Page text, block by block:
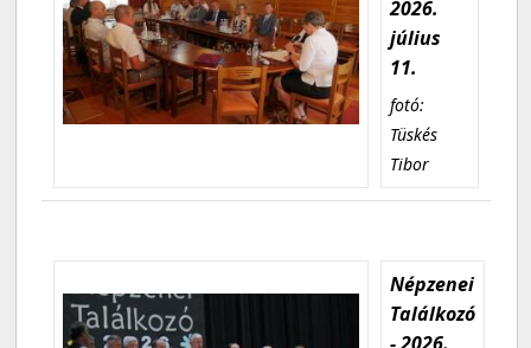
2026.
július
11.
fotó:
Tüskés
Tibor
Népzenei
Találkozó